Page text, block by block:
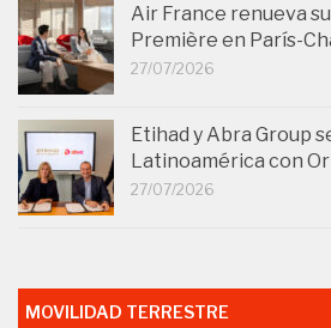
Air France renueva
Première en París-
27/07/2026
Etihad y Abra Group
Latinoamérica con
27/07/2026
MOVILIDAD TERRESTRE